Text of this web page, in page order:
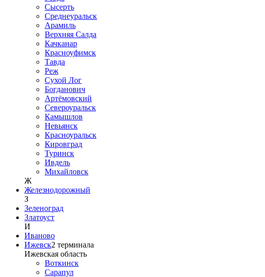
Сысерть
Среднеуральск
Арамиль
Верхняя Салда
Качканар
Красноуфимск
Тавда
Реж
Сухой Лог
Богданович
Артёмовский
Североуральск
Камышлов
Невьянск
Красноуральск
Кировград
Туринск
Ивдель
Михайловск
Ж
Железнодорожный
З
Зеленоград
Златоуст
И
Иваново
Ижевск2 терминала
Ижевская область
Воткинск
Сарапул